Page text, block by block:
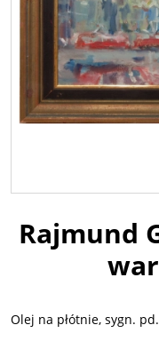
Rajmund
Olej na płótnie, sygn.